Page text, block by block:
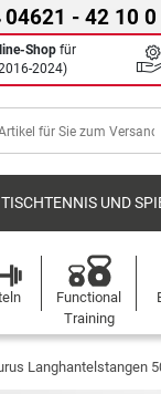
04621 - 42 10 0
Shop für
2024)
UND
Functional
Training
Langhantelstangen